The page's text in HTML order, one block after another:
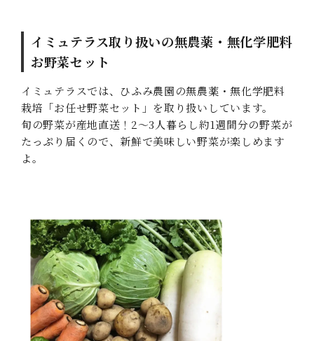
イミュテラス取り扱いの無農薬・無化学肥料
お野菜セット
イミュテラスでは、ひふみ農園の無農薬・無化学肥料
栽培「お任せ野菜セット」を取り扱いしています。
旬の野菜が産地直送！2～3人暮らし約1週間分の野菜が
たっぷり届くので、新鮮で美味しい野菜が楽しめます
よ。